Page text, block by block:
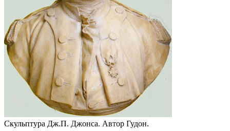
Скульптура Дж.П. Джонса. Автор Гудон.